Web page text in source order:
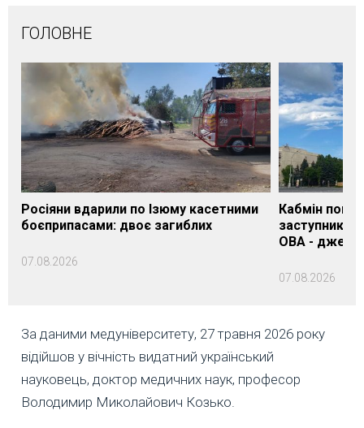
ГОЛОВНЕ
Росіяни вдарили по Ізюму касетними
боєприпасами: двоє загиблих
07.08.2026
Кабмін
заступника
ОВА -
07.08.2026
За даними медуніверситету, 27 травня 2026 року
відійшов у вічність видатний український
науковець, доктор медичних наук, професор
Володимир Миколайович Козько.